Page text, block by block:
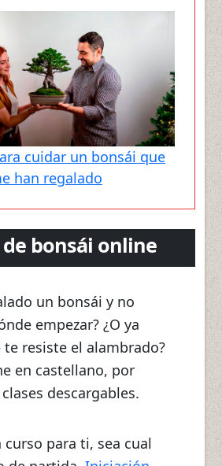
cuidar un bonsái que
han regalado
de bonsái online
un bonsái y no
empezar? ¿O ya
te resiste el alambrado?
en castellano, por
descargables.
curso para ti, sea cual